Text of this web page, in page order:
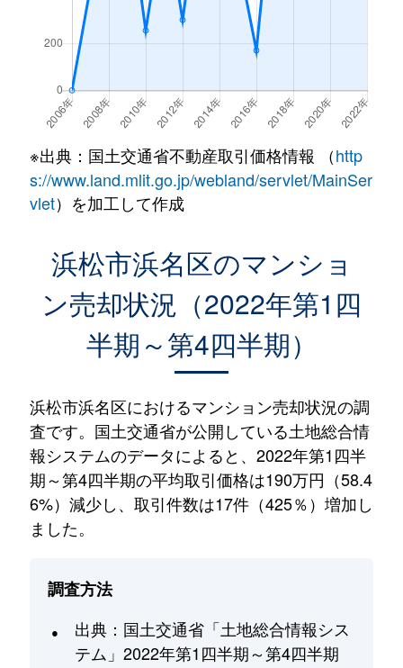
※出典：国土交通省不動産取引価格情報 （http
s://www.land.mlit.go.jp/webland/servlet/MainSer
vlet）を加工して作成
浜松市浜名区のマンショ
ン売却状況（2022年第1四
半期～第4四半期）
浜松市浜名区におけるマンション売却状況の調
査です。国土交通省が公開している土地総合情
報システムのデータによると、2022年第1四半
期～第4四半期の平均取引価格は190万円（58.4
6%）減少し、取引件数は17件（425％）増加し
ました。
調査方法
出典：国土交通省「土地総合情報シス
テム」2022年第1四半期～第4四半期